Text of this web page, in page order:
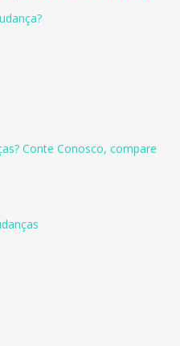
Conte Conosco, compare